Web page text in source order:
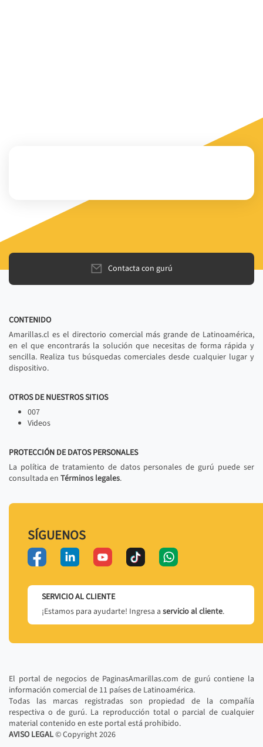
Contacta con gurú
CONTENIDO
Amarillas.cl es el directorio comercial más grande de Latinoamérica,
en el que encontrarás la solución que necesitas de forma rápida y
sencilla. Realiza tus búsquedas comerciales desde cualquier lugar y
dispositivo.
OTROS DE NUESTROS SITIOS
007
Videos
PROTECCIÓN DE DATOS PERSONALES
La política de tratamiento de datos personales de gurú puede ser
consultada en Términos legales.
SÍGUENOS
SERVICIO AL CLIENTE
¡Estamos para ayudarte! Ingresa a servicio al cliente.
El portal de negocios de PaginasAmarillas.com de gurú contiene la
información comercial de 11 países de Latinoamérica.
Todas las marcas registradas son propiedad de la compañía
respectiva o de gurú. La reproducción total o parcial de cualquier
material contenido en este portal está prohibido.
AVISO LEGAL© Copyright2026